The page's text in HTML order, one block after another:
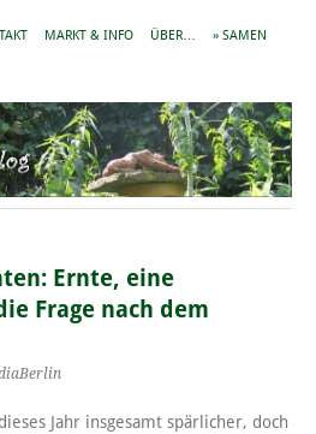
MARKT & INFO ÜBER… » SAMEN
Ernte, eine
Frage nach dem
Jahr insgesamt spärlicher, doch